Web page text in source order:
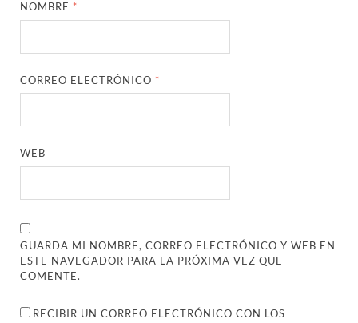
NOMBRE *
CORREO ELECTRÓNICO *
WEB
GUARDA MI NOMBRE, CORREO ELECTRÓNICO Y WEB EN
ESTE NAVEGADOR PARA LA PRÓXIMA VEZ QUE
COMENTE.
RECIBIR UN CORREO ELECTRÓNICO CON LOS